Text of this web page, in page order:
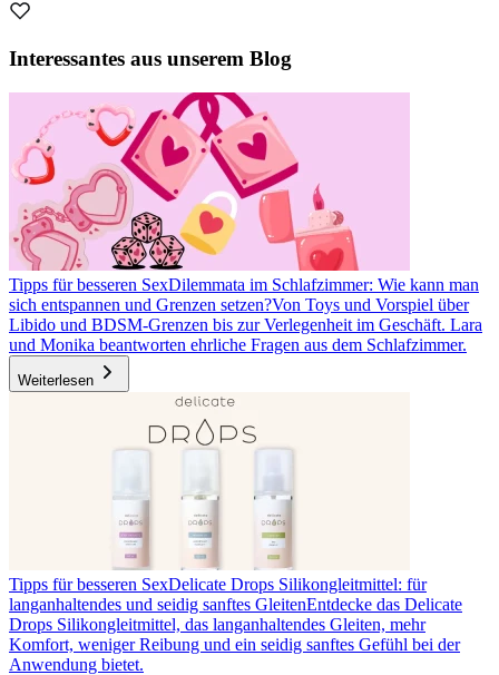
Interessantes aus unserem Blog
Tipps für besseren SexDilemmata im Schlafzimmer: Wie kann man
sich entspannen und Grenzen setzen?Von Toys und Vorspiel über
Libido und BDSM-Grenzen bis zur Verlegenheit im Geschäft. Lara
und Monika beantworten ehrliche Fragen aus dem Schlafzimmer.
Weiterlesen
Tipps für besseren SexDelicate Drops Silikongleitmittel: für
langanhaltendes und seidig sanftes GleitenEntdecke das Delicate
Drops Silikongleitmittel, das langanhaltendes Gleiten, mehr
Komfort, weniger Reibung und ein seidig sanftes Gefühl bei der
Anwendung bietet.